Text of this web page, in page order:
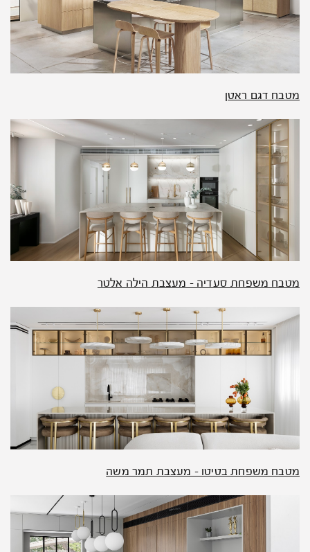
מטבח דגם ראטן
מטבח משפחת סעדיה – מעצבת הילה אלטר
מטבח משפחת בטיטו – מעצבת תמר משה